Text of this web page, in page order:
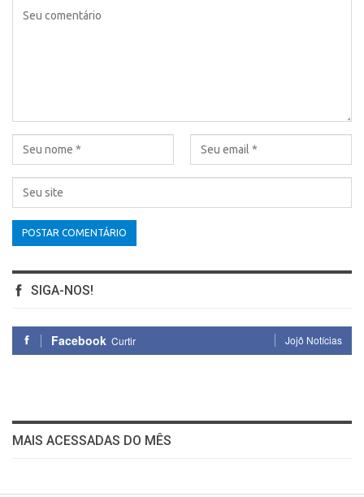
SIGA-NOS!
Facebook Curtir Jojô Notícias
MAIS ACESSADAS DO MÊS